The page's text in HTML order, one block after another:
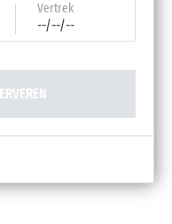
Vertrek
--/--/--